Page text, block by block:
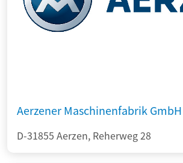
Aerzener Maschinenfabrik GmbH
D-31855 Aerzen, Reherweg 28